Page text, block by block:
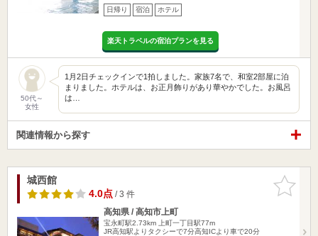
日帰り 宿泊 ホテル
楽天トラベルの宿泊プランを見る
50代～
女性
1月2日チェックインで1拍しました。家族7名で、和室2部屋に泊
まりました。ホテルは、お正月飾りがあり華やかでした。お風呂
は…
関連情報から探す
お気に入
りに追加
城西館
4.0点/ 3 件
高知県 / 高知市上町
宝永町駅2.73km
上町一丁目駅77m
JR高知駅よりタクシーで7分高知ICより車で20分